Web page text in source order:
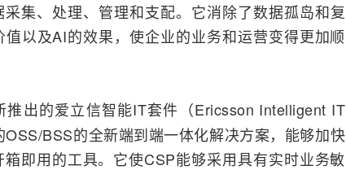
集、处理、管理和支配。它消除了数据孤岛和复
以及AI的效果，使企业的业务和运营变得更加顺
推出的爱立信智能IT套件（Ericsson Intelligent IT
BSS的全新端到端一体化解决方案，能够加快
即用的工具。它使CSP能够采用具有实时业务敏